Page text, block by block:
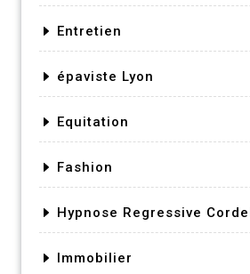
Entretien
épaviste Lyon
Equitation
Fashion
Hypnose Regressive
Immobilier